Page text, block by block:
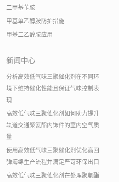
二甲基苄胺
甲基单乙醇胺防护措施
甲基二乙醇胺应用
新闻中心
分析高效低气味三聚催化剂在不同环
境下维持催化性能且保证气味控制表
现
高效低气味三聚催化剂如何助力提升
轨道交通聚氨酯内饰件的室内空气质
量
使用高效低气味三聚催化剂优化高回
弹海绵生产流程并满足严苛环保出口
高效低气味三聚催化剂在处理聚氨酯